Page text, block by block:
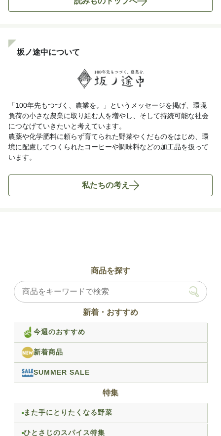
坂ノ途中について
「100年先もつづく、農業を。」というメッセージを掲げ、環境
負荷の小さな農業に取り組む人を増やし、そして持続可能な社会
につなげていきたいと考えています。
農薬や化学肥料に頼らず育てられた野菜やくだものをはじめ、環
境に配慮してつくられたコーヒーや調味料などの加工品を扱って
います。
私たちの考え
商品を探す
新着・おすすめ
今週のおすすめ
新着商品
SUMMER SALE
特集
また手にとりたくなる野菜
ひとさじのスパイス特集